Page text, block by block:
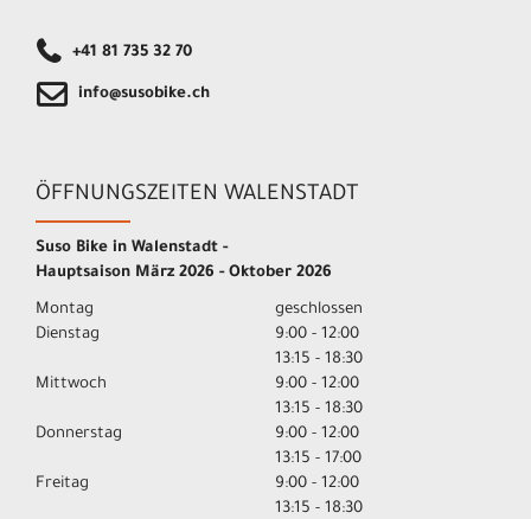
+41 81 735 32 70
info@susobike.ch
ÖFFNUNGSZEITEN WALENSTADT
Suso Bike in Walenstadt -
Hauptsaison März 2026 - Oktober 2026
Montag
geschlossen
Dienstag
9:00 - 12:00
13:15 - 18:30
Mittwoch
9:00 - 12:00
13:15 - 18:30
Donnerstag
9:00 - 12:00
13:15 - 17:00
Freitag
9:00 - 12:00
13:15 - 18:30